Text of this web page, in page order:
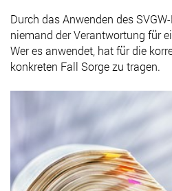
Durch das Anwenden des
niemand der Verantwortung für
Wer es anwendet, hat für die
konkreten Fall Sorge zu tragen.